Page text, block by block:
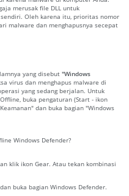
merusak file DLL untuk
Oleh karena itu, prioritas nomor
malware dan menghapusnya secepat
yang disebut "Windows
virus dan menghapus malware di
yang sedang berjalan. Untuk
buka pengaturan (Start - ikon
dan buka bagian "Windows
Windows Defender?
klik ikon Gear. Atau tekan kombinasi
buka bagian Windows Defender.